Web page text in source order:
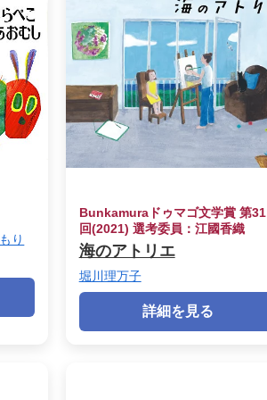
もり
Bunkamuraドゥマゴ文学賞 第31
回(2021) 選考委員：江國香織
海のアトリエ
堀川理万子
詳細を見る